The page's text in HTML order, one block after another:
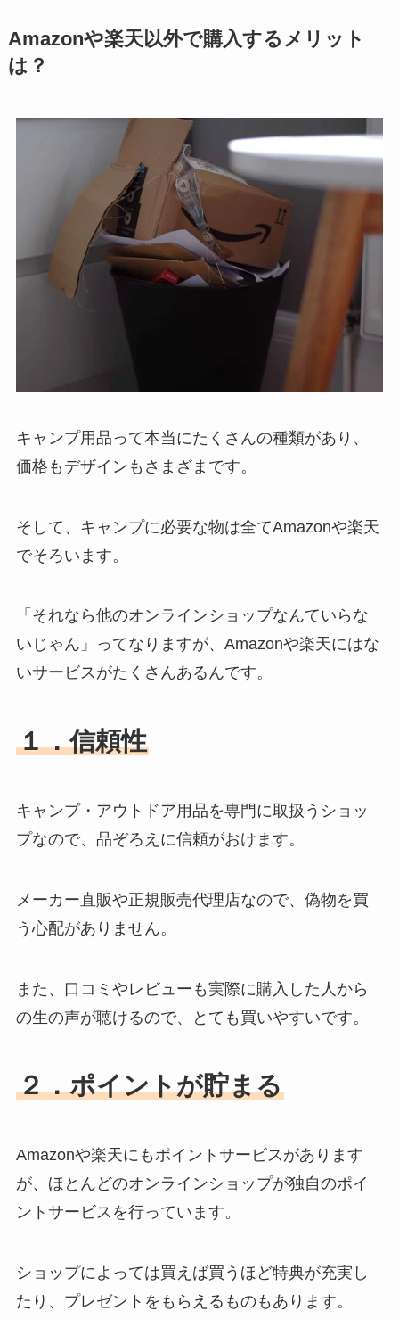
Amazonや楽天以外で購入するメリット
は？
キャンプ用品って本当にたくさんの種類があり、
価格もデザインもさまざまです。
そして、キャンプに必要な物は全てAmazonや楽天
でそろいます。
「それなら他のオンラインショップなんていらな
いじゃん」ってなりますが、Amazonや楽天にはな
いサービスがたくさんあるんです。
１．信頼性
キャンプ・アウトドア用品を専門に取扱うショッ
プなので、品ぞろえに信頼がおけます。
メーカー直販や正規販売代理店なので、偽物を買
う心配がありません。
また、口コミやレビューも実際に購入した人から
の生の声が聴けるので、とても買いやすいです。
２．ポイントが貯まる
Amazonや楽天にもポイントサービスがあります
が、ほとんどのオンラインショップが独自のポイ
ントサービスを行っています。
ショップによっては買えば買うほど特典が充実し
たり、プレゼントをもらえるものもあります。